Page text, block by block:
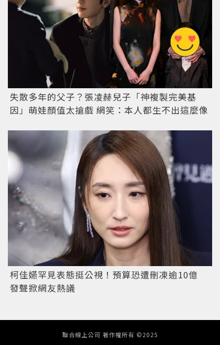
失散多年的父子？張凌赫兒子「神複製完美基
因」萌娃顏值太搶戲 網笑：本人都生不出這麼像
柯佳嬿罕見表態挺公視！預算恐遭刪凍逾10億
發聲掀網友熱議
聯合線上公司 著作權所有 ©2025